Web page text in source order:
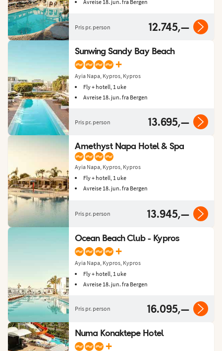
Avreise 18. jun. fra Bergen
Pris pr. person 12.745,—
Sunwing Sandy Bay Beach
+
Ayia Napa, Kypros, Kypros
Fly + hotell, 1 uke
Avreise 18. jun. fra Bergen
Pris pr. person 13.695,—
Amethyst Napa Hotel & Spa
Ayia Napa, Kypros, Kypros
Fly + hotell, 1 uke
Avreise 18. jun. fra Bergen
Pris pr. person 13.945,—
Ocean Beach Club - Kypros
+
Ayia Napa, Kypros, Kypros
Fly + hotell, 1 uke
Avreise 18. jun. fra Bergen
Pris pr. person 16.095,—
Numa Konaktepe Hotel
+